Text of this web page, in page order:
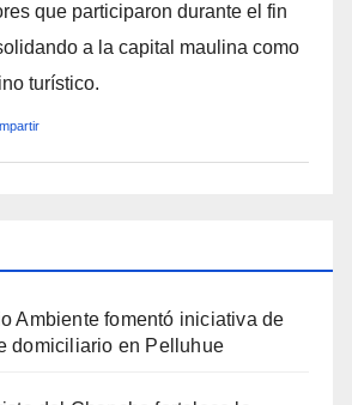
que participaron durante el fin
a la capital maulina como
turístico.
Ambiente fomentó iniciativa de
domiciliario en Pelluhue